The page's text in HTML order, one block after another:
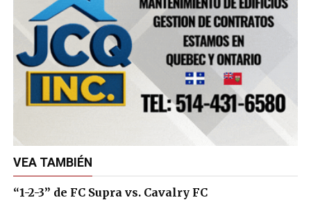
VEA TAMBIÉN
“1-2-3” de FC Supra vs. Cavalry FC